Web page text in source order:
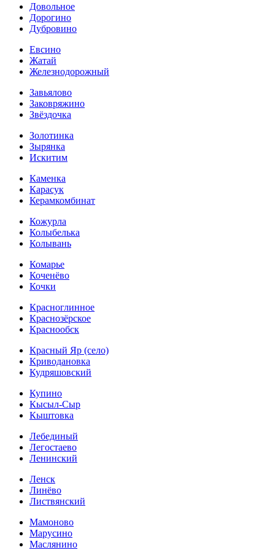
Довольное
Дорогино
Дубровино
Евсино
Жатай
Железнодорожный
Завьялово
Заковряжино
Звёздочка
Золотинка
Зырянка
Искитим
Каменка
Карасук
Керамкомбинат
Кожурла
Колыбелька
Колывань
Комарье
Коченёво
Кочки
Красноглинное
Краснозёрское
Краснообск
Красный Яр (село)
Криводановка
Кудряшовский
Купино
Кысыл-Сыр
Кыштовка
Лебединый
Легостаево
Ленинский
Ленск
Линёво
Листвянский
Мамоново
Марусино
Маслянино